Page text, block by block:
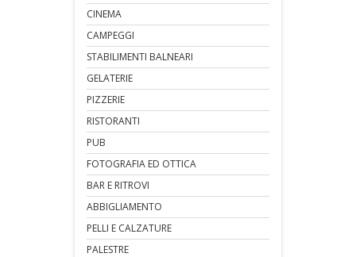
CINEMA
CAMPEGGI
STABILIMENTI BALNEARI
GELATERIE
PIZZERIE
RISTORANTI
PUB
FOTOGRAFIA ED OTTICA
BAR E RITROVI
ABBIGLIAMENTO
PELLI E CALZATURE
PALESTRE